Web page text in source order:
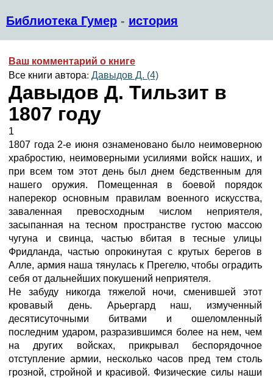
Библиотека Гумер - история
Ваш комментарий о книге
Все книги автора: Давыдов Д. (4)
Давыдов Д. Тильзит в
1807 году
1
1807 года 2-е июня ознаменовано было неимоверною
храбростию, неимоверными усилиями войск наших, и
при всем том этот день был днем бедственным для
нашего оружия. Помещенная в боевой порядок
наперекор основным правилам военного искусства,
заваленная превосходным числом неприятеля,
засыпанная на тесном пространстве густою массою
чугуна и свинца, частью вбитая в тесные улицы
Фридланда, частью опрокинутая с крутых берегов в
Алле, армия наша тянулась к Прегелю, чтобы оградить
себя от дальнейших покушений неприятеля.
Не забуду никогда тяжелой ночи, сменившей этот
кровавый день. Арьергард наш, измученный
десятисуточными битвами и ошеломленный
последним ударом, разразившимся более на нем, чем
на других войсках, прикрывал беспорядочное
отступление армии, несколько часов пред тем столь
грозной, стройной и красивой. Физические силы наши